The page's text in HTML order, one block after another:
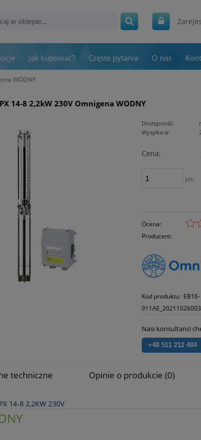
Jak kupować? Częste pytania O nas
WODNY
14‑8 2,2kW 230V Omnigena WODNY
Dostępność:
Wysyłka w:
Cena:
szt.
Ocena:
Producent:
Kod produktu: EB16-
Nasi konsultanci
+48 511 212 484
techniczne Opinie o produkcie (0)
14‑8 2,2KW 230V